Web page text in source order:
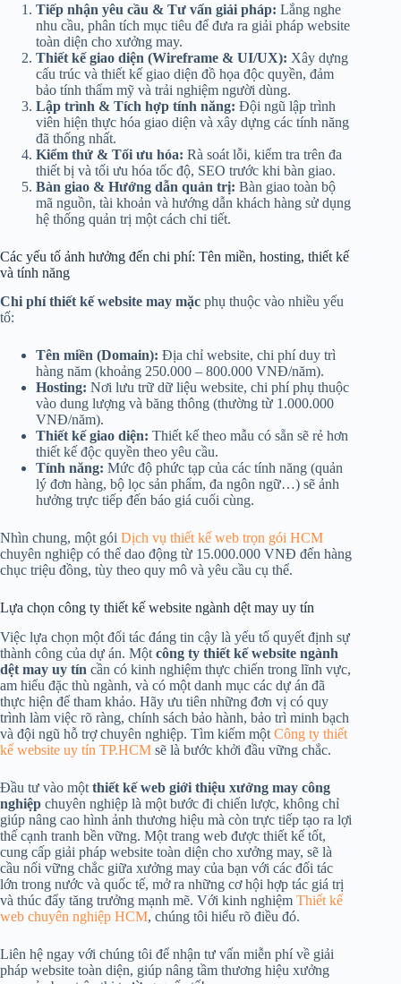
Tiếp nhận yêu cầu & Tư vấn giải pháp: Lắng nghe
nhu cầu, phân tích mục tiêu để đưa ra giải pháp website
toàn diện cho xưởng may.
Thiết kế giao diện (Wireframe & UI/UX): Xây dựng
cấu trúc và thiết kế giao diện đồ họa độc quyền, đảm
bảo tính thẩm mỹ và trải nghiệm người dùng.
Lập trình & Tích hợp tính năng: Đội ngũ lập trình
viên hiện thực hóa giao diện và xây dựng các tính năng
đã thống nhất.
Kiểm thử & Tối ưu hóa: Rà soát lỗi, kiểm tra trên đa
thiết bị và tối ưu hóa tốc độ, SEO trước khi bàn giao.
Bàn giao & Hướng dẫn quản trị: Bàn giao toàn bộ
mã nguồn, tài khoản và hướng dẫn khách hàng sử dụng
hệ thống quản trị một cách chi tiết.
Các yếu tố ảnh hưởng đến chi phí: Tên miền, hosting, thiết kế
và tính năng
Chi phí thiết kế website may mặc phụ thuộc vào nhiều yếu
tố:
Tên miền (Domain): Địa chỉ website, chi phí duy trì
hàng năm (khoảng 250.000 – 800.000 VNĐ/năm).
Hosting: Nơi lưu trữ dữ liệu website, chi phí phụ thuộc
vào dung lượng và băng thông (thường từ 1.000.000
VNĐ/năm).
Thiết kế giao diện: Thiết kế theo mẫu có sẵn sẽ rẻ hơn
thiết kế độc quyền theo yêu cầu.
Tính năng: Mức độ phức tạp của các tính năng (quản
lý đơn hàng, bộ lọc sản phẩm, đa ngôn ngữ…) sẽ ảnh
hưởng trực tiếp đến báo giá cuối cùng.
Nhìn chung, một gói Dịch vụ thiết kế web trọn gói HCM
chuyên nghiệp có thể dao động từ 15.000.000 VNĐ đến hàng
chục triệu đồng, tùy theo quy mô và yêu cầu cụ thể.
Lựa chọn công ty thiết kế website ngành dệt may uy tín
Việc lựa chọn một đối tác đáng tin cậy là yếu tố quyết định sự
thành công của dự án. Một công ty thiết kế website ngành
dệt may uy tín cần có kinh nghiệm thực chiến trong lĩnh vực,
am hiểu đặc thù ngành, và có một danh mục các dự án đã
thực hiện để tham khảo. Hãy ưu tiên những đơn vị có quy
trình làm việc rõ ràng, chính sách bảo hành, bảo trì minh bạch
và đội ngũ hỗ trợ chuyên nghiệp. Tìm kiếm một Công ty thiết
kế website uy tín TP.HCM sẽ là bước khởi đầu vững chắc.
Đầu tư vào một thiết kế web giới thiệu xưởng may công
nghiệp chuyên nghiệp là một bước đi chiến lược, không chỉ
giúp nâng cao hình ảnh thương hiệu mà còn trực tiếp tạo ra lợi
thế cạnh tranh bền vững. Một trang web được thiết kế tốt,
cung cấp giải pháp website toàn diện cho xưởng may, sẽ là
cầu nối vững chắc giữa xưởng may của bạn với các đối tác
lớn trong nước và quốc tế, mở ra những cơ hội hợp tác giá trị
và thúc đẩy tăng trưởng mạnh mẽ. Với kinh nghiệm Thiết kế
web chuyên nghiệp HCM, chúng tôi hiểu rõ điều đó.
Liên hệ ngay với chúng tôi để nhận tư vấn miễn phí về giải
pháp website toàn diện, giúp nâng tầm thương hiệu xưởng